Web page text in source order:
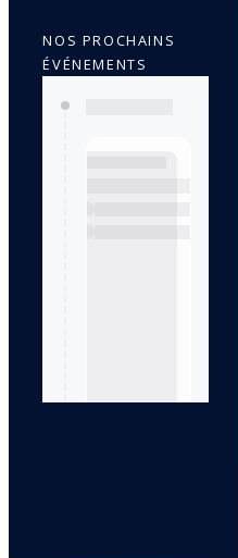
NOS PROCHAINS
ÉVÉNEMENTS